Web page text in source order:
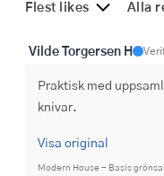
Flest likes Alla
Vilde Torgersen H
Praktisk med
knivar.
Visa original
Modern House - Basis